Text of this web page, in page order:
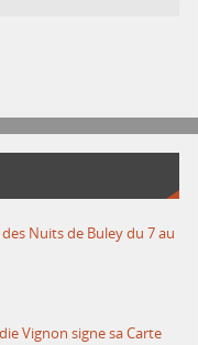
Nuits de Buley du 7 au
Vignon signe sa Carte